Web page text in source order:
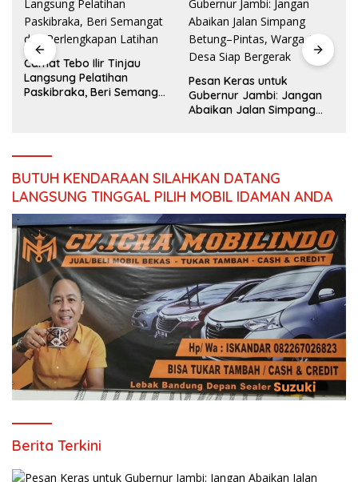
Camat Tebo Ilir Tinjau
Langsung Pelatihan
Paskibraka, Beri Semangat
Pesan Keras untuk
Gubernur Jambi: Jangan
Abaikan Jalan Simpang
BUTUH KENDARAAN SILAHKAN DATANG
LANGSUNG TINGGAL PILIH MOBIL IDAMAN ANDA
Berita Terkini